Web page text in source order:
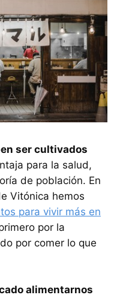
ser cultivados
para la salud,
de población. En
Vitónica hemos
para vivir más en
por la
por comer lo que
alimentarnos